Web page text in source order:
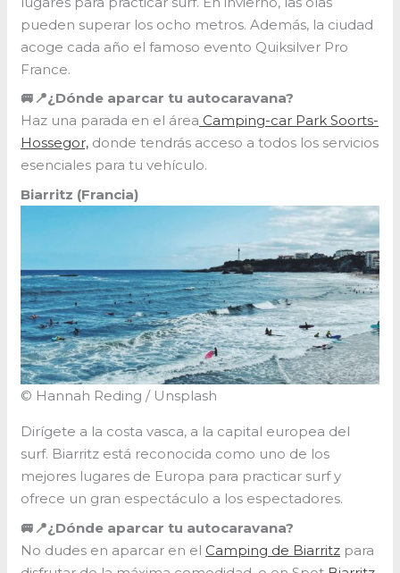
pueden superar los ocho metros. Además, la ciudad
acoge cada año el famoso evento Quiksilver Pro
France.
🚐📍¿Dónde aparcar tu autocaravana?
Haz una parada en el área Camping-car Park Soorts-
Hossegor, donde tendrás acceso a todos los servicios
esenciales para tu vehículo.
Biarritz (Francia)
© Hannah Reding / Unsplash
Dirígete a la costa vasca, a la capital europea del
surf. Biarritz está reconocida como uno de los
mejores lugares de Europa para practicar surf y
ofrece un gran espectáculo a los espectadores.
🚐📍¿Dónde aparcar tu autocaravana?
No dudes en aparcar en el Camping de Biarritz para